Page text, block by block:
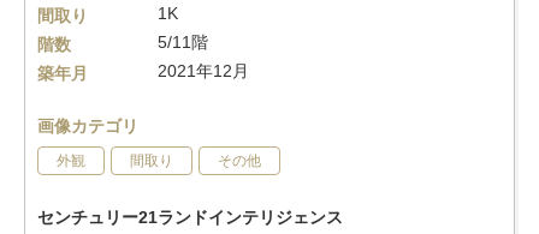
間取り
1K
階数
5/11階
築年月
2021年12月
画像カテゴリ
外観 間取り その他
センチュリー21ランドインテリジェンス